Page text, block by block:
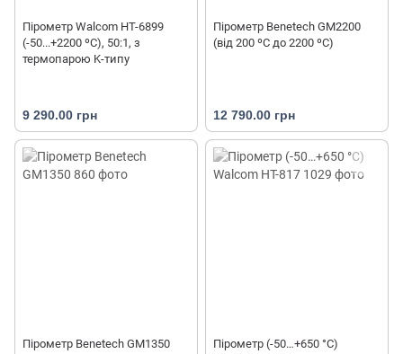
Пірометр Walcom HT-6899
(-50...+2200 ºС), 50:1, з
термопарою K-типу
9 290.00 грн
Пірометр Benetech GM2200
(від 200 ºC до 2200 ºC)
12 790.00 грн
Пірометр Benetech GM1350
Пірометр (-50…+650 °С)